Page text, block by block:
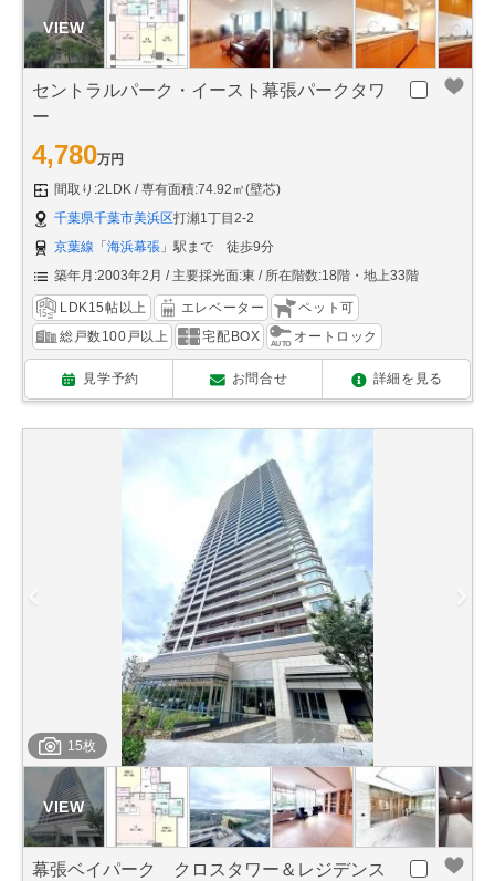
セントラルパーク・イースト幕張パークタワ
ー
4,780万円
間取り:2LDK
専有面積:74.92㎡(壁芯)
千葉県千葉市美浜区打瀬1丁目2-2
京葉線 「 海浜幕張 」駅まで 徒歩9分
築年月:2003年2月
主要採光面:東 所在階数:18階・地上33階
LDK15帖以上 エレベーター
ペット可
総戸数100戸以上
宅配BOX オートロック
見学予約 お問合せ 詳細を見る
15枚
幕張ベイパーク クロスタワー＆レジデンス